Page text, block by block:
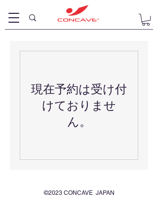
現在予約は受け付
けておりませ
ん。
©2023 CONCAVE JAPAN